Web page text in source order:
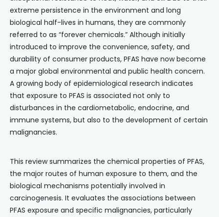
extreme persistence in the environment and long
biological half-lives in humans, they are commonly
referred to as “forever chemicals.” Although initially
introduced to improve the convenience, safety, and
durability of consumer products, PFAS have now become
a major global environmental and public health concern.
A growing body of epidemiological research indicates
that exposure to PFAS is associated not only to
disturbances in the cardiometabolic, endocrine, and
immune systems, but also to the development of certain
malignancies.
This review summarizes the chemical properties of PFAS,
the major routes of human exposure to them, and the
biological mechanisms potentially involved in
carcinogenesis. It evaluates the associations between
PFAS exposure and specific malignancies, particularly